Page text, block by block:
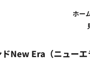
ホー
New Era（ニュー
キャップ）
無地キャップ）